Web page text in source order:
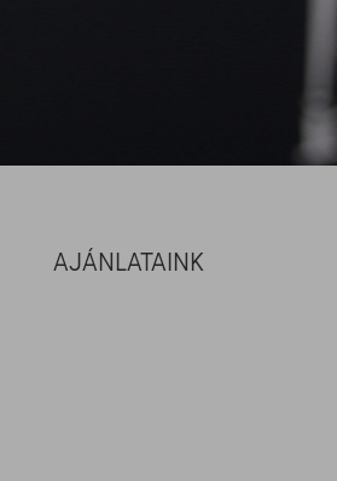
AJÁNLATAINK